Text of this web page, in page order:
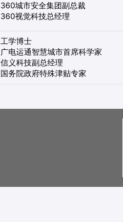
360城市安全集团副总裁
360视觉科技总经理
工学博士
广电运通智慧城市首席科学家
信义科技副总经理
国务院政府特殊津贴专家